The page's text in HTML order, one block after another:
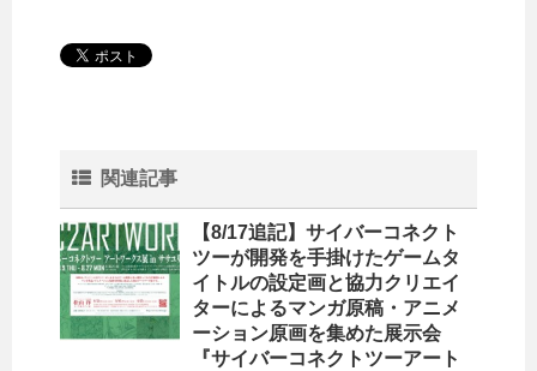
関連記事
【8/17追記】サイバーコネクト
ツーが開発を手掛けたゲームタ
イトルの設定画と協力クリエイ
ターによるマンガ原稿・アニメ
ーション原画を集めた展示会
『サイバーコネクトツーアート